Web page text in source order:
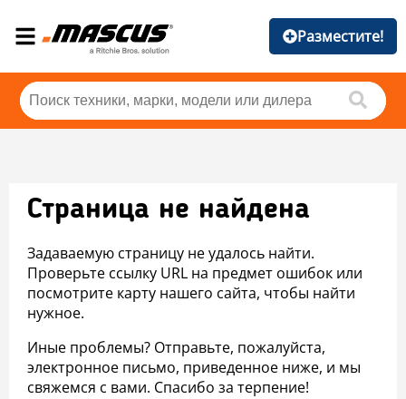
Разместите!
Страница не найдена
Задаваемую страницу не удалось найти.
Проверьте ссылку URL на предмет ошибок или
посмотрите карту нашего сайта, чтобы найти
нужное.
Иные проблемы? Отправьте, пожалуйста,
электронное письмо, приведенное ниже, и мы
свяжемся с вами. Спасибо за терпение!